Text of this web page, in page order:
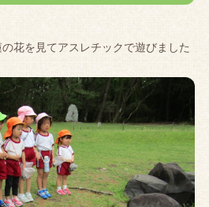
花を見てアスレチックで遊びました